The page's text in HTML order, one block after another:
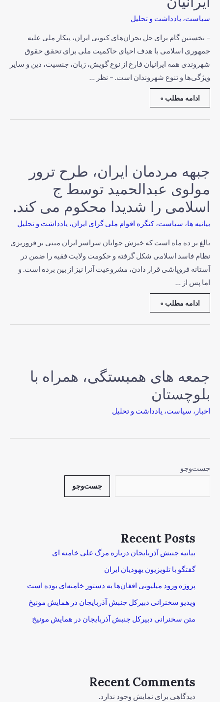
سیاست، یادداشت و تحلیل
– نخستین گام برای حل بحران‌های کنونی ایران، پیکار ملی علیه
جمهوری اسلامی با هدف احیای حاکمیت ملی برای تحقق حقوق
شهروندی همه ایرانیان فارغ از نوع گویش، زبان، جنسیت، دین و سایر
ویژگی‌ها و تنوع شهروندان است. – نظر …
ادامه مطلب »
جبهه مردمان ایران، طرح ترور
مولوی عبدالحمید توسط ج
اسلامی را شدیدا محکوم می کند.
بیانیه ها، سیاست،کنگره اقوام ملی گرای ایران، یادداشت و تحلیل
بالغ بر ده ماه است که خیزش جوانان سراسر ایران مبنی بر فروریزی
نظام فاسد اسلامی شکل گرفته و حکومت ولایت فقیه را ضمن در
آستانه فروپاشی قرار دادن، مشروعیت آنرا نیز از بین برده است. و
اما پس از …
ادامه مطلب »
جمعه های همبستگی، همراه با
بلوچستان
اخبار ، سیاست، یادداشت و تحلیل
جست‌وجو
جست‌وجو
Recent Posts
بیانیه جنبش آذربایجان درباره مرگ علی خامنه ای
گفتگو با تلویزیون یهودیان ایران
پروژه ورود میلیونی افغان‌ها به دستور خامنه‌ای بوده است
ویدیو سخنرانی دبیرکل جنبش آذربایجان در همایش مونیخ
متن سخنرانی دبیرکل جنبش آذربایجان در همایش مونیخ
Recent Comments
دیدگاهی برای نمایش وجود ندارد.